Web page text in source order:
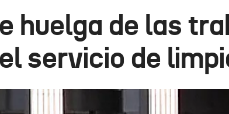
huelga de las
servicio de